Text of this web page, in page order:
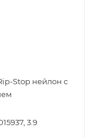
Stop нейлон с
3.9